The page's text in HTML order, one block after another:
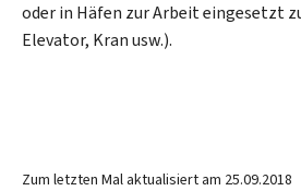
oder in Häfen zur Arbeit eingesetzt
Elevator, Kran usw.).
Zum letzten Mal aktualisiert am 25.09.2018